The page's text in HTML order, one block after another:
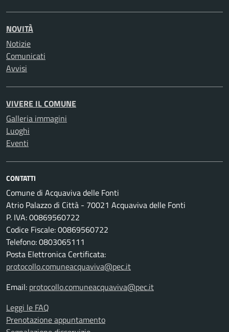
NOVITÀ
Notizie
Comunicati
Avvisi
VIVERE IL COMUNE
Galleria immagini
Luoghi
Eventi
CONTATTI
Comune di Acquaviva delle Fonti
Atrio Palazzo di Città - 70021 Acquaviva delle Fonti
P. IVA: 00869560722
Codice Fiscale: 00869560722
Telefono: 0803065111
Posta Elettronica Certificata:
protocollo.comuneacquaviva@pec.it
Email: protocollo.comuneacquaviva@pec.it
Leggi le FAQ
Prenotazione appuntamento